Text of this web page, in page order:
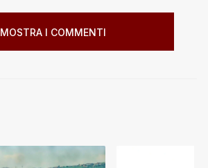
MOSTRA I COMMENTI